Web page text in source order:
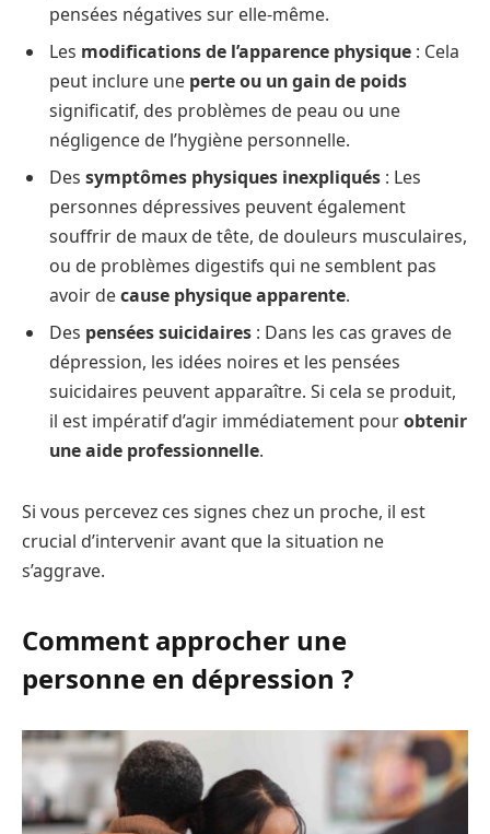
pensées négatives sur elle-même.
Les modifications de l’apparence physique : Cela
peut inclure une perte ou un gain de poids
significatif, des problèmes de peau ou une
négligence de l’hygiène personnelle.
Des symptômes physiques inexpliqués : Les
personnes dépressives peuvent également
souffrir de maux de tête, de douleurs musculaires,
ou de problèmes digestifs qui ne semblent pas
avoir decause physique apparente.
Des pensées suicidaires : Dans les cas graves de
dépression, les idées noires et les pensées
suicidaires peuvent apparaître. Si cela se produit,
il est impératif d’agir immédiatement pourobtenir
une aide professionnelle.
Si vous percevez ces signes chez un proche, il est
crucial d’intervenir avant que la situation ne
s’aggrave.
Comment approcher une
personne en dépression ?